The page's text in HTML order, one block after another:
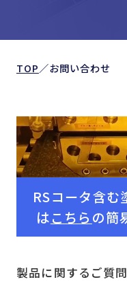
TOP／お問い合わせ
RSコータ含む
はこちら の簡
製品に関するご質